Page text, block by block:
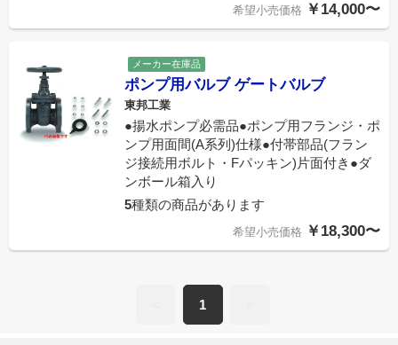
希望小売価格 ￥14,000〜
メーカー在庫品
ポンプ用バルブ ゲートバルブ
東邦工業
●揚水ポンプ必需品●ポンプ用フランジ・ポ
ンプ用面間(A系列)仕様●付帯部品(フラン
ジ接続用ボルト・Fパッキン)片面付き●ダ
ンボール箱入り
5種類の商品があります
希望小売価格 ￥18,300〜
1